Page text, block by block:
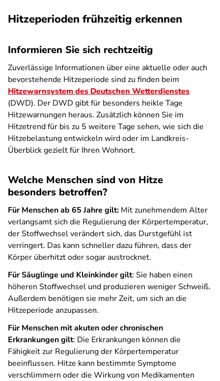
Hitzeperioden frühzeitig erkennen
Informieren Sie sich rechtzeitig
Zuverlässige Informationen über eine aktuelle oder auch
bevorstehende Hitzeperiode sind zu finden beim
Hitzewarnsystem des Deutschen Wetterdienstes
(DWD). Der DWD gibt für besonders heikle Tage
Hitzewarnungen heraus. Zusätzlich können Sie im
Hitzetrend für bis zu 5 weitere Tage sehen, wie sich die
Hitzebelastung entwickeln wird oder im Landkreis-
Überblick gezielt für Ihren Wohnort.
Welche Menschen sind von Hitze
besonders betroffen?
Für Menschen ab 65 Jahre gilt: Mit zunehmendem Alter
verlangsamt sich die Regulierung der Körpertemperatur,
der Stoffwechsel verändert sich, das Durstgefühl ist
verringert. Das kann schneller dazu führen, dass der
Körper überhitzt oder sogar austrocknet.
Für Säuglinge und Kleinkinder gilt: Sie haben einen
höheren Stoffwechsel und produzieren weniger Schweiß.
Außerdem benötigen sie mehr Zeit, um sich an die
Hitzeperiode anzupassen.
Für Menschen mit akuten oder chronischen
Erkrankungen gilt: Die Erkrankungen können die
Fähigkeit zur Regulierung der Körpertemperatur
beeinflussen. Hitze kann bestimmte Symptome
verschlimmern oder die Wirkung von Medikamenten